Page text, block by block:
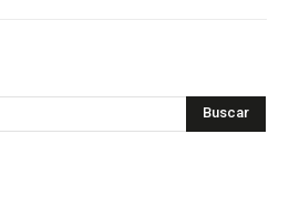
Buscar